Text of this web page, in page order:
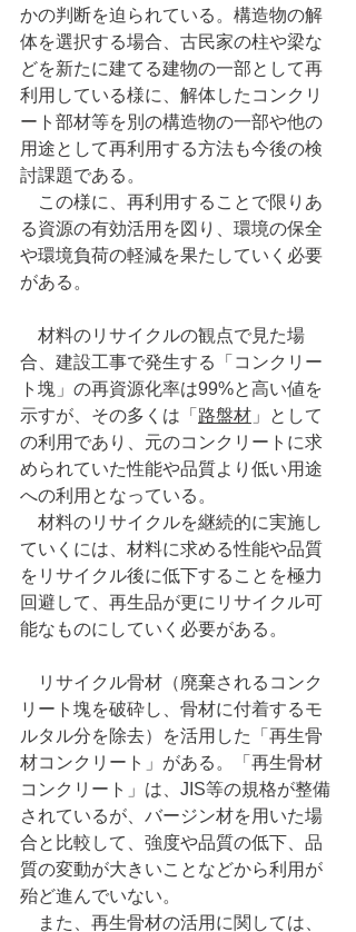
かの判断を迫られている。構造物の解
体を選択する場合、古民家の柱や梁な
どを新たに建てる建物の一部として再
利用している様に、解体したコンクリ
ート部材等を別の構造物の一部や他の
用途として再利用する方法も今後の検
討課題である。
この様に、再利用することで限りあ
る資源の有効活用を図り、環境の保全
や環境負荷の軽減を果たしていく必要
がある。
材料のリサイクルの観点で見た場
合、建設工事で発生する「コンクリー
ト塊」の再資源化率は99%と高い値を
示すが、その多くは「 路盤材 」として
の利用であり、元のコンクリートに求
められていた性能や品質より低い用途
への利用となっている。
材料のリサイクルを継続的に実施し
ていくには、材料に求める性能や品質
をリサイクル後に低下することを極力
回避して、再生品が更にリサイクル可
能なものにしていく必要がある。
リサイクル骨材（廃棄されるコンク
リート塊を破砕し、骨材に付着するモ
ルタル分を除去）を活用した「再生骨
材コンクリート」がある。「再生骨材
コンクリート」は、JIS等の規格が整備
されているが、バージン材を用いた場
合と比較して、強度や品質の低下、品
質の変動が大きいことなどから利用が
殆ど進んでいない。
また、再生骨材の活用に関しては、